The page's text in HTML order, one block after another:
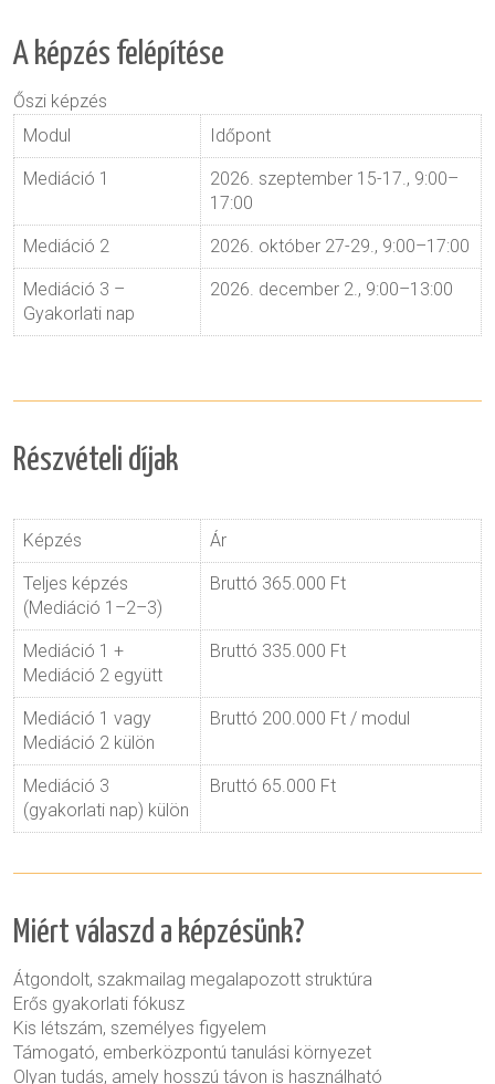
A képzés felépítése
Őszi képzés
Modul
Időpont
Mediáció 1
2026. szeptember 15-17., 9:00–
17:00
Mediáció 2 2026. október 27-29., 9:00–17:00
Mediáció 3 –
Gyakorlati nap
2026. december 2., 9:00–13:00
Részvételi díjak
Képzés Ár
Teljes képzés
(Mediáció 1–2–3)
Bruttó 365.000 Ft
Mediáció 1 +
Mediáció 2 együtt
Bruttó 335.000 Ft
Mediáció 1 vagy
Mediáció 2 külön
Bruttó 200.000 Ft / modul
Mediáció 3
(gyakorlati nap) külön
Bruttó 65.000 Ft
Miért válaszd a képzésünk?
Átgondolt, szakmailag megalapozott struktúra
Erős gyakorlati fókusz
Kis létszám, személyes figyelem
Támogató, emberközpontú tanulási környezet
Olyan tudás, amely hosszú távon is használható